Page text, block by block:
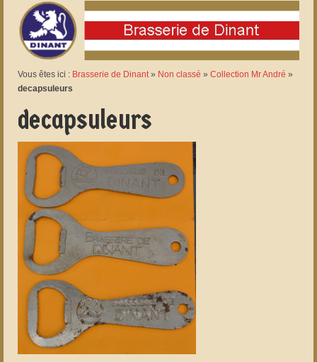
Vous êtes ici : Brasserie de Dinant» Non classé » Collection Mr André »
decapsuleurs
decapsuleurs